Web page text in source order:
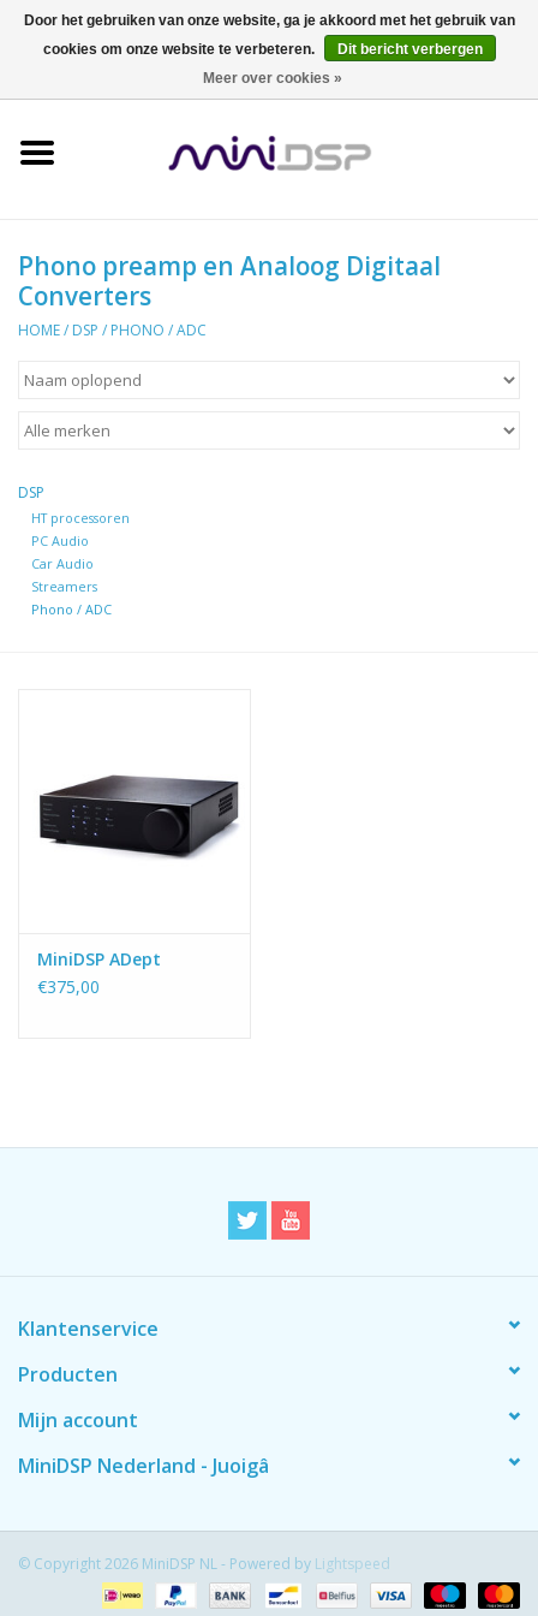
0 Artikelen - €0,00
Zelfbouw
DSP
Dirac
Audio Events
Phono preamp en Analoog Digitaal
Converters
HOME/ DSP / PHONO / ADC
DSP
HT processoren
PC Audio
Car Audio
Streamers
Phono / ADC
MiniDSP ADept
€375,00
Klantenservice
Producten
Mijn account
MiniDSP Nederland - Juoigâ
© Copyright 2026 MiniDSP NL - Powered by Lightspeed
Door het gebruiken van onze website, ga je akkoord met het gebruik van
cookies om onze website te verbeteren.
Dit bericht verbergen
Meer over cookies »